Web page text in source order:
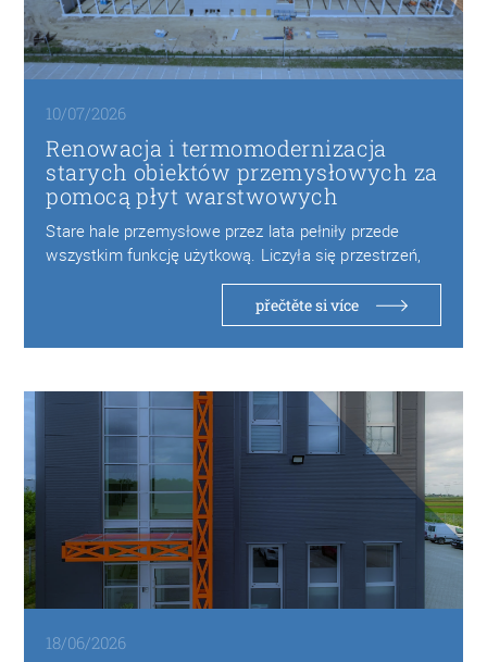
10/07/2026
Renowacja i termomodernizacja
starych obiektów przemysłowych za
pomocą płyt warstwowych
Stare hale przemysłowe przez lata pełniły przede
wszystkim funkcję użytkową. Liczyła się przestrzeń,
wytrzymałość konstrukcji…
přečtěte si více
18/06/2026